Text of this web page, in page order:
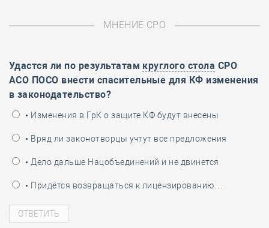
МНЕНИЕ СРО
Удастся ли по результатам круглого стола СРО
АСО ПОСО внести спасительные для КФ изменения
в законодательство?
• Изменения в ГрК о защите КФ будут внесены
• Вряд ли законотворцы учтут все предложения
• Дело дальше Нацобъединений и не двинется
• Придётся возвращаться к лицензированию…